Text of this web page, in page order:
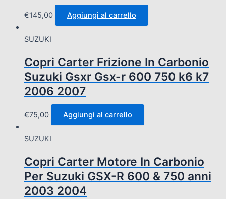
€145,00 Aggiungi al carrello
SUZUKI
Copri Carter Frizione In Carbonio
Suzuki Gsxr Gsx-r 600 750 k6 k7
2006 2007
€75,00 Aggiungi al carrello
SUZUKI
Copri Carter Motore In Carbonio
Per Suzuki GSX-R 600 & 750 anni
2003 2004